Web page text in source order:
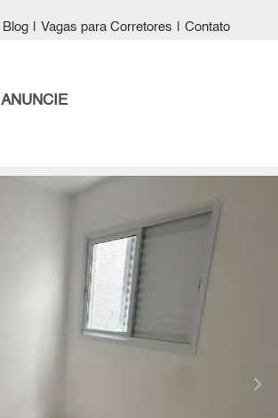
Blog Vagas para Corretores Contato
ANUNCIE